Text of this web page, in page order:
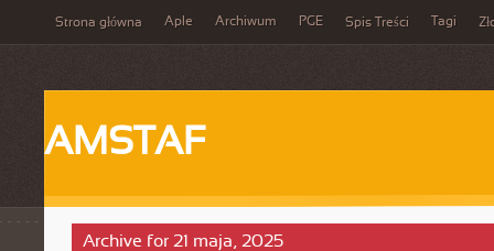
Strona główna Aple Archiwum PGE Spis Treści Tagi
AMSTAF
Archive for 21 maja, 2025